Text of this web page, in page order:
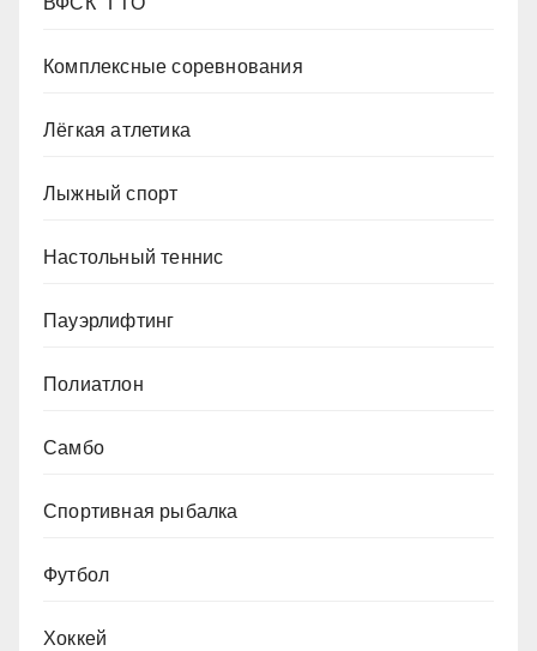
Комплексные соревнования
Лёгкая атлетика
Лыжный спорт
Настольный теннис
Пауэрлифтинг
Полиатлон
Самбо
Спортивная рыбалка
Футбол
Хоккей